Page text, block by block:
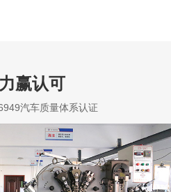
赢认可
汽车质量体系认证